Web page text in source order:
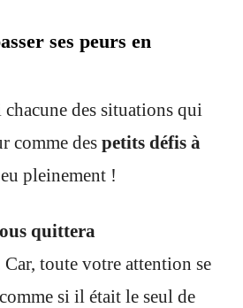
ses peurs en
des situations qui
comme des petits défis à
pleinement !
quittera
Car, toute votre attention se
si il était le seul de